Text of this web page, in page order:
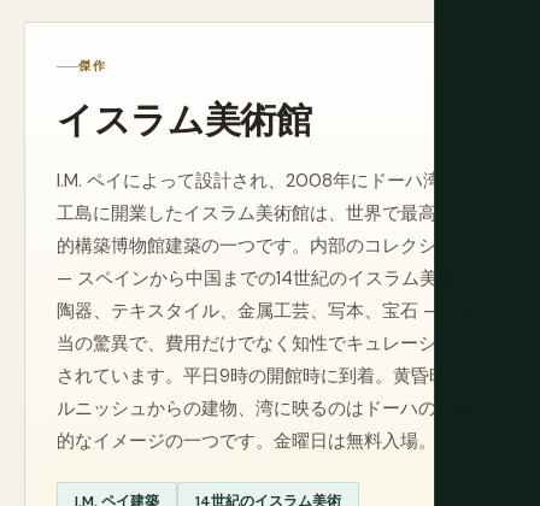
傑作
イスラム美術館
I.M. ペイによって設計され、2008年にドーハ湾の人
工島に開業したイスラム美術館は、世界で最高の目
的構築博物館建築の一つです。内部のコレクション
— スペインから中国までの14世紀のイスラム美術、
陶器、テキスタイル、金属工芸、写本、宝石 — は本
当の驚異で、費用だけでなく知性でキュレーション
されています。平日9時の開館時に到着。黄昏時のコ
ルニッシュからの建物、湾に映るのはドーハの定義
的なイメージの一つです。金曜日は無料入場。
I.M. ペイ建築 14世紀のイスラム美術